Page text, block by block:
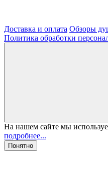
Доставка и оплата Обзоры
Политика обработки
На нашем сайте мы
подробнее...
Понятно